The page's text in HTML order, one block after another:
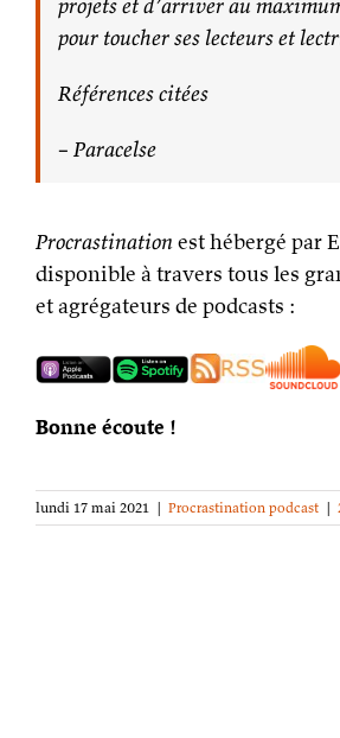
pour toucher ses lecteurs et
Références citées
– Paracelse
Procrastinationest hébergé par
disponible à travers tous les
et agrégateurs de podcasts :
Bonne écoute !
lundi 17 mai 2021 | Procrastination podcast |